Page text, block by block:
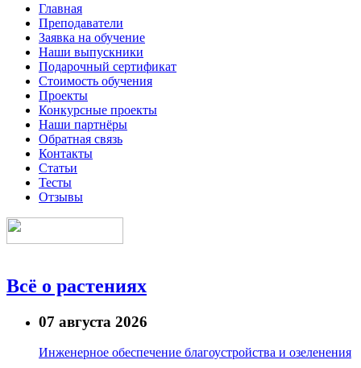
Главная
Преподаватели
Заявка на обучение
Наши выпускники
Подарочный сертификат
Стоимость обучения
Проекты
Конкурсные проекты
Наши партнёры
Обратная связь
Контакты
Статьи
Тесты
Отзывы
Всё о растениях
07 августа 2026
Инженерное обеспечение благоустройства и озеленения